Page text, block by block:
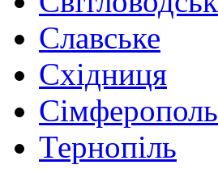
Славське
Східниця
Сімферополь
Тернопіль